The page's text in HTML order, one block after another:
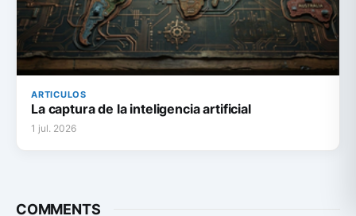
ARTICULOS
La captura de la inteligencia artificial
1 jul. 2026
COMMENTS